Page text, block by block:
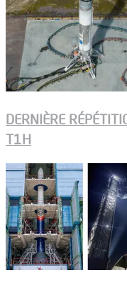
DERNIÈRE
T1H